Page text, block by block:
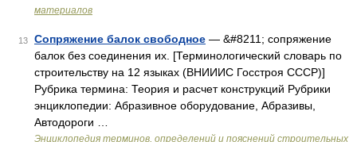
материалов
13 Сопряжение балок свободное — &#8211; сопряжение
балок без соединения их. [Терминологический словарь по
строительству на 12 языках (ВНИИИС Госстроя СССР)]
Рубрика термина: Теория и расчет конструкций Рубрики
энциклопедии: Абразивное оборудование, Абразивы,
Автодороги …
Энциклопедия терминов, определений и пояснений строительных